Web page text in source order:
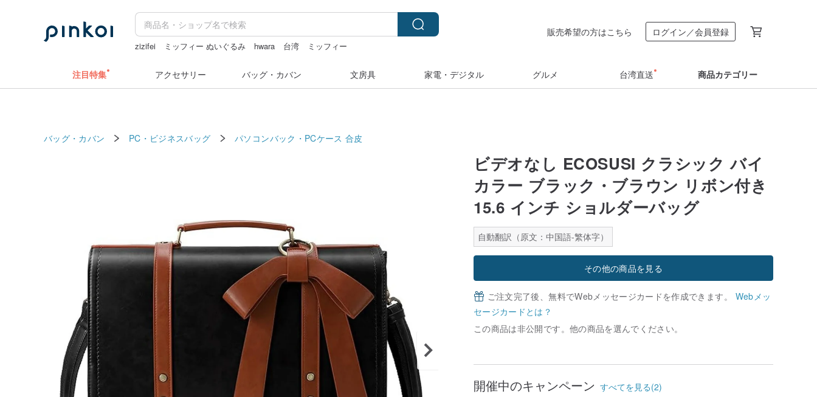
zizifei ミッフィー ぬいぐるみ hwara 台湾
ミッフィー
販売希望の方はこちら ログイン／会員登録
注目特集 アクセサリー バッグ・カバン 文房具 家電・デジタル グルメ 台湾直送 商品カテゴリー
バッグ・カバン PC・ビジネスバッグ パソコンバック・PCケース 合皮
ビデオなし ECOSUSI クラシック バイ
カラー ブラック・ブラウン リボン付き
15.6 インチ ショルダーバッグ
自動翻訳（原文：中国語-繁体字）
その他の商品を見る
ご注文完了後、無料でWebメッセージカードを作成できます。 Webメッ
セージカードとは？
この商品は非公開です。他の商品を選んでください。
開催中のキャンペーン すべてを見る(2)